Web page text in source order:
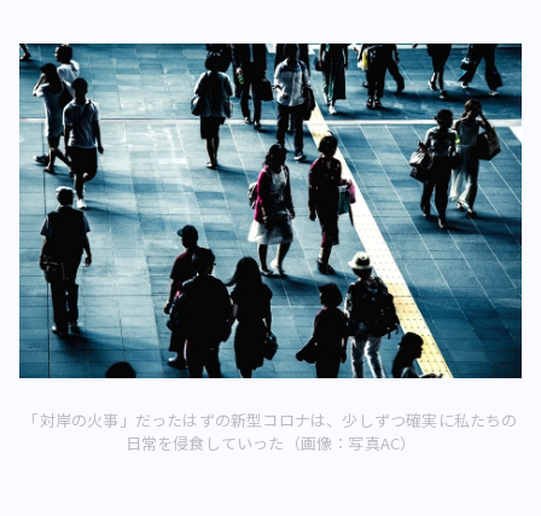
「対岸の火事」だったはずの新型コロナは、少しずつ確実に私たちの
日常を侵食していった（画像：写真AC）